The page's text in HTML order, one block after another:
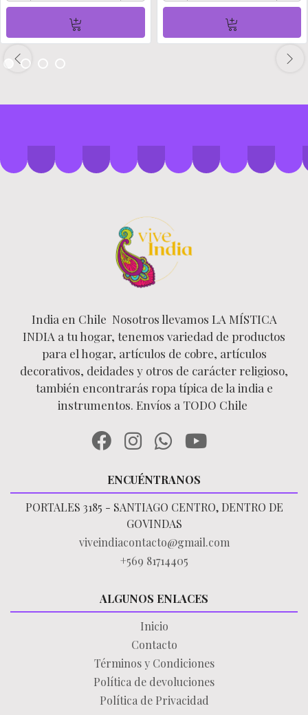
India en Chile Nosotros llevamos LA MÍSTICA
INDIA a tu hogar, tenemos variedad de productos
para el hogar, artículos de cobre, artículos
decorativos, deidades y otros de carácter religioso,
también encontrarás ropa típica de la india e
instrumentos. Envíos a TODO Chile
ENCUÉNTRANOS
PORTALES 3185 - SANTIAGO CENTRO, DENTRO DE
GOVINDAS
viveindiacontacto@gmail.com
+569 81714405
ALGUNOS ENLACES
Inicio
Contacto
Términos y Condiciones
Política de devoluciones
Política de Privacidad